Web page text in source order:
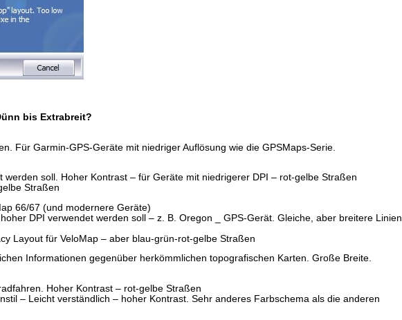
bis Extrabreit?
Für Garmin-GPS-Geräte mit niedriger Auflösung wie die GPSMaps-Serie.
soll. Hoher Kontrast – für Geräte mit niedrigerer DPI – rot-gelbe Straßen
Straßen
66/67 (und modernere Geräte)
DPI verwendet werden soll – z. B. Oregon _ GPS-Gerät. Gleiche, aber breitere Linien
Layout für VeloMap – aber blau-grün-rot-gelbe Straßen
Informationen gegenüber herkömmlichen topografischen Karten. Große Breite.
Hoher Kontrast – rot-gelbe Straßen
– Leicht verständlich – hoher Kontrast. Sehr anderes Farbschema als die anderen